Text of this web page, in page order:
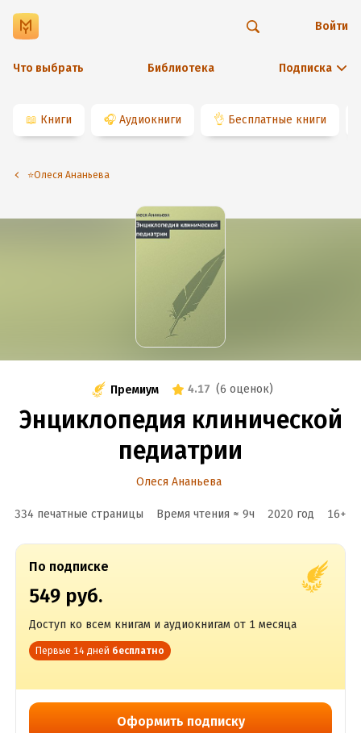
Что выбрать Библиотека Подписка
Войти
📖 Книги 🎧 Аудиокниги 👌 Бесплатные книги
⭐️Олеся Ананьева
Премиум 4.17 (6 оценок)
Энциклопедия клинической
педиатрии
Олеся Ананьева
334 печатные страницы Время чтения ≈ 9ч 2020 год 16+
По подписке
549 руб.
Доступ ко всем книгам и аудиокнигам от 1 месяца
Первые 14 дней бесплатно
Оформить подписку